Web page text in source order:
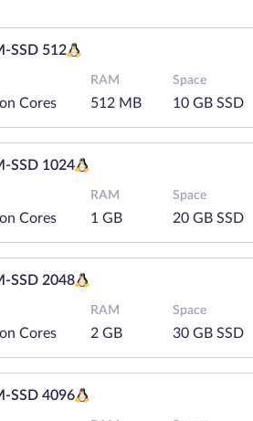
SSD 512
Cores
RAM
512 MB
Space
10 GB SSD
SSD 1024
Cores
RAM
1 GB
Space
20 GB SSD
SSD 2048
Cores
RAM
2 GB
Space
30 GB SSD
SSD 4096